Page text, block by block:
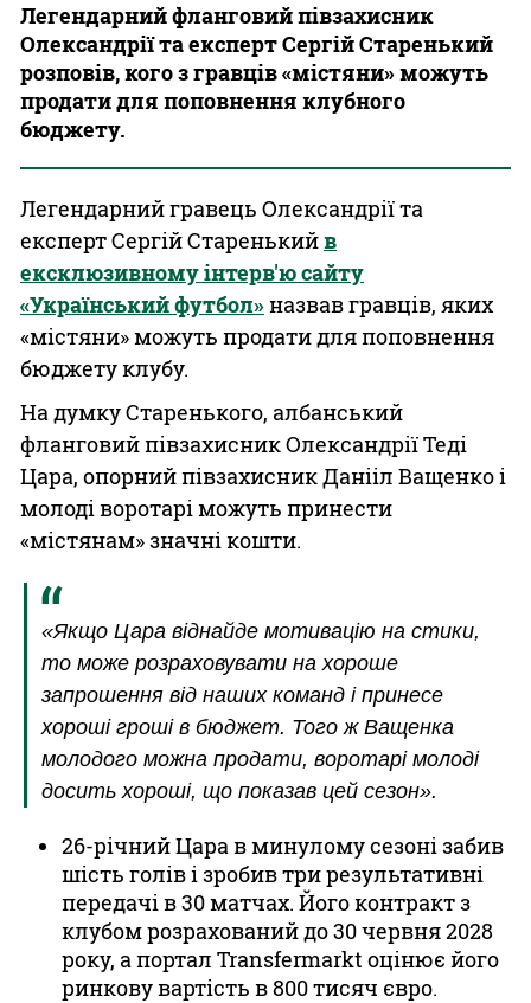
Легендарний фланговий півзахисник
Олександрії та експерт Сергій Старенький
розповів, кого з гравців «містяни» можуть
продати для поповнення клубного
бюджету.
Легендарний гравець Олександрії та
експерт Сергій Старенькийв
ексклюзивному інтерв'ю сайту
«Український футбол»назвав гравців, яких
«містяни» можуть продати для поповнення
бюджету клубу.
На думку Старенького, албанський
фланговий півзахисник Олександрії Теді
Цара, опорний півзахисник Данііл Ващенко і
молоді воротарі можуть принести
«містянам» значні кошти.
«Якщо Цара віднайде мотивацію на стики,
то може розраховувати на хороше
запрошення від наших команд і принесе
хороші гроші в бюджет. Того ж Ващенка
молодого можна продати, воротарі молоді
досить хороші, що показав цей сезон».
26-річний Цара в минулому сезоні забив
шість голів і зробив три результативні
передачі в 30 матчах. Його контракт з
клубом розрахований до 30 червня 2028
року, а портал Transfermarkt оцінює його
ринкову вартість в 800 тисяч євро.